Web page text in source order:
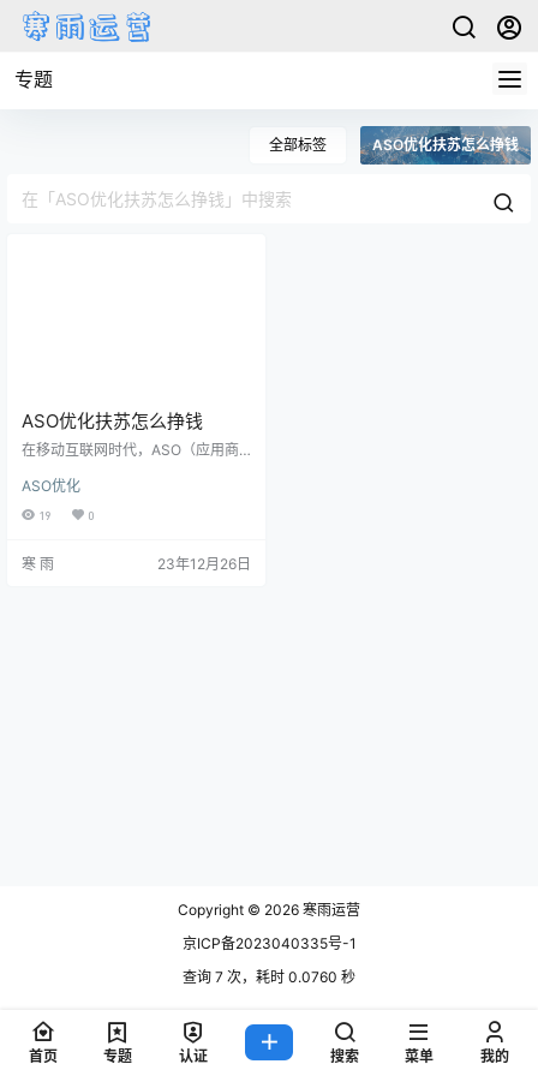
专题
全部标签 ASO优化扶苏怎么挣钱
ASO优化扶苏怎么挣钱
在移动互联网时代，ASO（应用商
备技能。对于很多开发者来说，AS
O是一门非常重要的课程，因为它可
收入。 一、优化应用的名称和关键
ASO优化
19 0
寒 雨 23年12月26日
Copyright © 2026 寒雨运营
京ICP备2023040335号-1
查询 7 次，耗时 0.0760 秒
首页 专题 认证 搜索 菜单 我的